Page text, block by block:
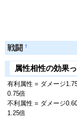
戦闘 †
属性相性の効果
有利属性 = ダメージ
0.75倍
不利属性 = ダメージ
1.25倍